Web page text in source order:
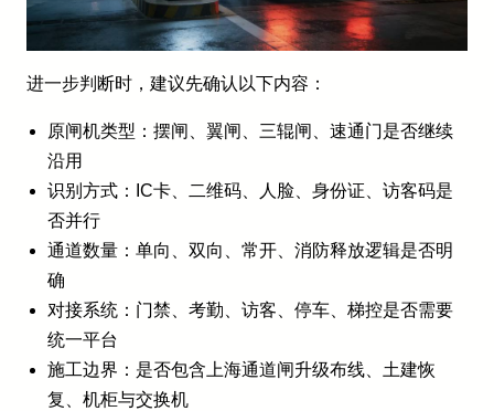
进一步判断时，建议先确认以下内容：
原闸机类型：摆闸、翼闸、三辊闸、速通门是否继续
沿用
识别方式：IC卡、二维码、人脸、身份证、访客码是
否并行
通道数量：单向、双向、常开、消防释放逻辑是否明
确
对接系统：门禁、考勤、访客、停车、梯控是否需要
统一平台
施工边界：是否包含上海通道闸升级布线、土建恢
复、机柜与交换机